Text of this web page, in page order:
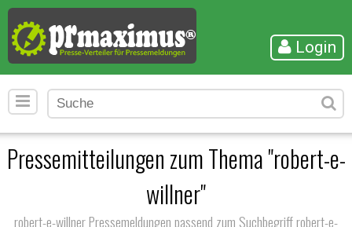
Login
Pressemitteilungen zum Thema "robert-e-
willner"
robert-e-willner Pressemeldungen passend zum Suchbegriff robert-e-